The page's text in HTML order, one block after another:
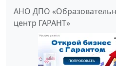
АНО ДПО
центр ГАРАНТ»